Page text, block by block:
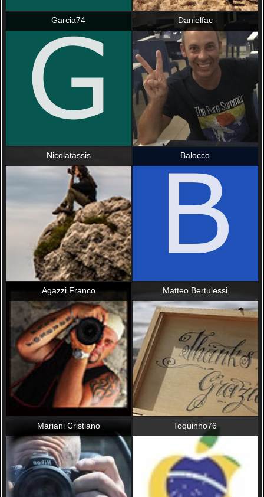
Garcia74 Danielfac
Nicolatassis Balocco
Agazzi Franco Matteo Bertulessi
Mariani Cristiano Toquinho76